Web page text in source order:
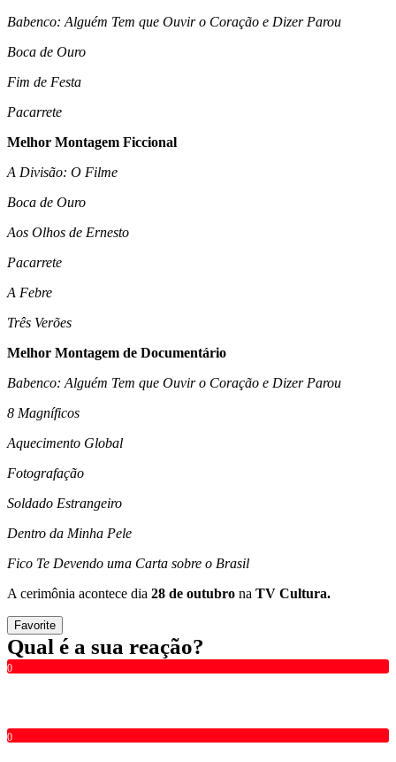
Babenco: Alguém Tem que Ouvir o Coração e Dizer Parou
Boca de Ouro
Fim de Festa
Pacarrete
Melhor Montagem Ficcional
A Divisão: O Filme
Boca de Ouro
Aos Olhos de Ernesto
Pacarrete
A Febre
Três Verões
Melhor Montagem de Documentário
Babenco: Alguém Tem que Ouvir o Coração e Dizer Parou
8 Magníficos
Aquecimento Global
Fotografação
Soldado Estrangeiro
Dentro da Minha Pele
Fico Te Devendo uma Carta sobre o Brasil
A cerimônia acontece dia 28 de outubro na TV Cultura.
Favorite
Qual é a sua reação?
0
0